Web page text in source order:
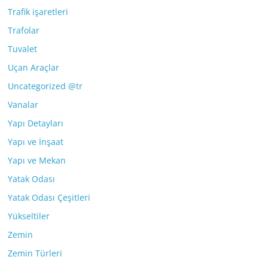
Trafik işaretleri
Trafolar
Tuvalet
Uçan Araçlar
Uncategorized @tr
Vanalar
Yapı Detayları
Yapı ve İnşaat
Yapı ve Mekan
Yatak Odası
Yatak Odası Çeşitleri
Yükseltiler
Zemin
Zemin Türleri